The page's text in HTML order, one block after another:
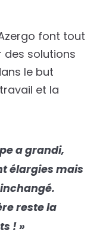
font tout
des solutions
le but
et la
a grandi,
élargies mais
reste la
! »